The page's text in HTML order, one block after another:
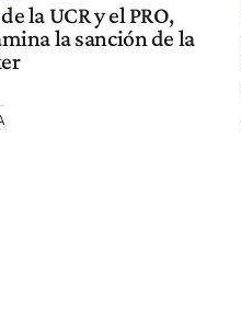
la UCR y el PRO,
la sanción de la